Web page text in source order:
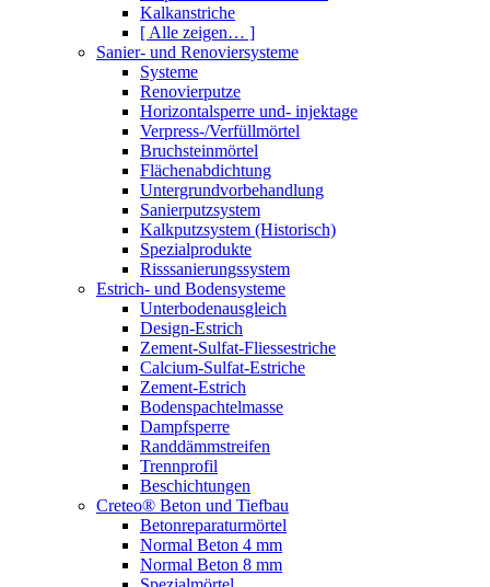
Kalkanstriche
[ Alle zeigen… ]
Sanier- und Renoviersysteme
Systeme
Renovierputze
Horizontalsperre und- injektage
Verpress-/Verfüllmörtel
Bruchsteinmörtel
Flächenabdichtung
Untergrundvorbehandlung
Sanierputzsystem
Kalkputzsystem (Historisch)
Spezialprodukte
Risssanierungssystem
Estrich- und Bodensysteme
Unterbodenausgleich
Design-Estrich
Zement-Sulfat-Fliessestriche
Calcium-Sulfat-Estriche
Zement-Estrich
Bodenspachtelmasse
Dampfsperre
Randdämmstreifen
Trennprofil
Beschichtungen
Creteo® Beton und Tiefbau
Betonreparaturmörtel
Normal Beton 4 mm
Normal Beton 8 mm